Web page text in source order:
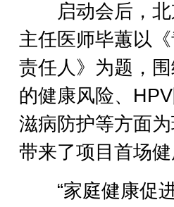
启动会后，北
主任医师毕蕙以
责任人》为题，
的健康风险、
滋病防护等方面
带来了项目首场健
“家庭健康促